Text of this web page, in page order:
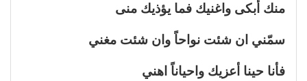
منك أبكى واغنيك فما يؤذيك منى
سمّني ان شئت نواحاً وان شئت مغني
فأنا حينا أعزيك واحياناً اهني